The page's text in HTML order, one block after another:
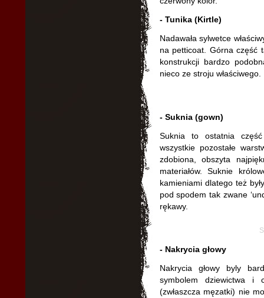
- Tunika (Kirtle)
Nadawała sylwetce
na petticoat. Górna część
konstrukcji bardzo
nieco ze stroju właściwego.
- Suknia (gown)
Suknia to ostatnia
wszystkie pozostałe
zdobiona, obszyta
materiałów. Suknie
kamieniami dlatego też
pod spodem tak zwane
rękawy.
- Nakrycia głowy
Nakrycia głowy byly
symbolem dziewictwa i
(zwłaszcza męzatki) nie